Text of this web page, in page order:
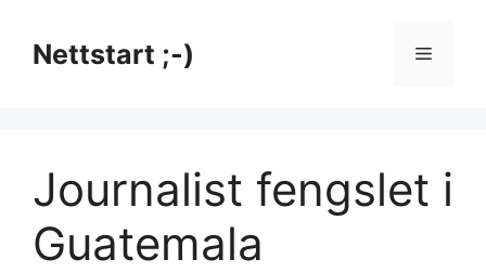
innholdNettstart ;-) Meny
Journalist fengslet i
Guatemala